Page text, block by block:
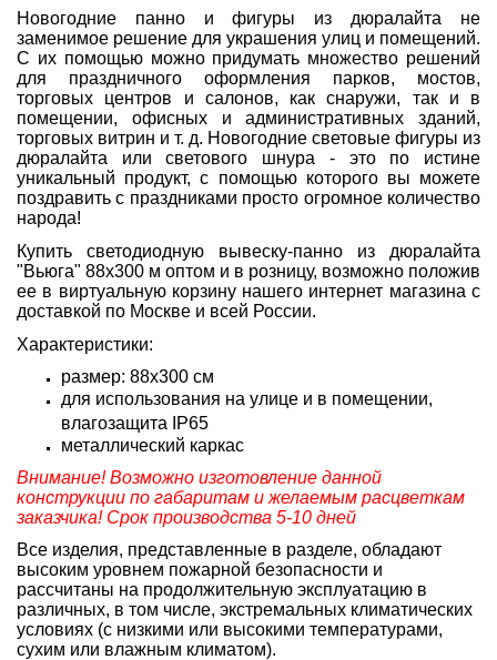
Новогодние панно и фигуры из дюралайта не
заменимое решение для украшения улиц и помещений.
С их помощью можно придумать множество решений
для праздничного оформления парков, мостов,
торговых центров и салонов, как снаружи, так и в
помещении, офисных и административных зданий,
торговых витрин и т. д. Новогодние световые фигуры из
дюралайта или светового шнура - это по истине
уникальный продукт, с помощью которого вы можете
поздравить с праздниками просто огромное количество
народа!
Купить светодиодную вывеску-панно из дюралайта
"Вьюга" 88х300 м оптом и в розницу, возможно положив
ее в виртуальную корзину нашего интернет магазина с
доставкой по Москве и всей России.
Характеристики:
размер: 88х300 см
для использования на улице и в помещении,
влагозащита IP65
металлический каркас
Внимание! Возможно изготовление данной
конструкции по габаритам и желаемым расцветкам
заказчика! Срок производства 5-10 дней
Все изделия, представленные в разделе, обладают
высоким уровнем пожарной безопасности и
рассчитаны на продолжительную эксплуатацию в
различных, в том числе, экстремальных климатических
условиях (с низкими или высокими температурами,
сухим или влажным климатом).